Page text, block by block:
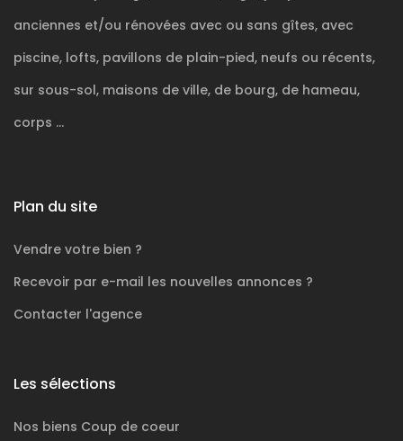
anciennes et/ou rénovées avec ou sans gîtes, avec
piscine, lofts, pavillons de plain-pied, neufs ou récents,
sur sous-sol, maisons de ville, de bourg, de hameau,
corps ...
Plan du site
Vendre votre bien ?
Recevoir par e-mail les nouvelles annonces ?
Contacter l'agence
Les sélections
Nos biens Coup de coeur